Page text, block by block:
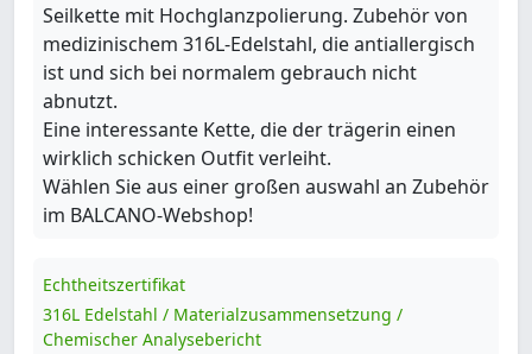
Seilkette mit Hochglanzpolierung. Zubehör von
medizinischem 316L-Edelstahl, die antiallergisch
ist und sich bei normalem gebrauch nicht
abnutzt.
Eine interessante Kette, die der trägerin einen
wirklich schicken Outfit verleiht.
Wählen Sie aus einer großen auswahl an Zubehör
im BALCANO-Webshop!
Echtheitszertifikat
316L Edelstahl / Materialzusammensetzung /
Chemischer Analysebericht